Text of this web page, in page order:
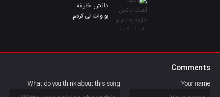
دانش خلیفه
بو وات لی کردم
Comments
Your name
What do you think about this song